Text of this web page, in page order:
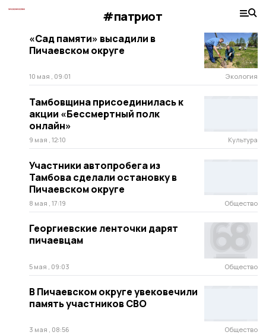
#патриот
«Сад памяти» высадили в
Пичаевском округе
10 мая , 09:01 Экология
Тамбовщина присоединилась к
акции «Бессмертный полк
онлайн»
9 мая , 12:10 Культура
Участники автопробега из
Тамбова сделали остановку в
Пичаевском округе
8 мая , 17:19 Общество
Георгиевские ленточки дарят
пичаевцам
5 мая , 09:03 Общество
В Пичаевском округе увековечили
память участников СВО
3 мая , 08:56 Общество